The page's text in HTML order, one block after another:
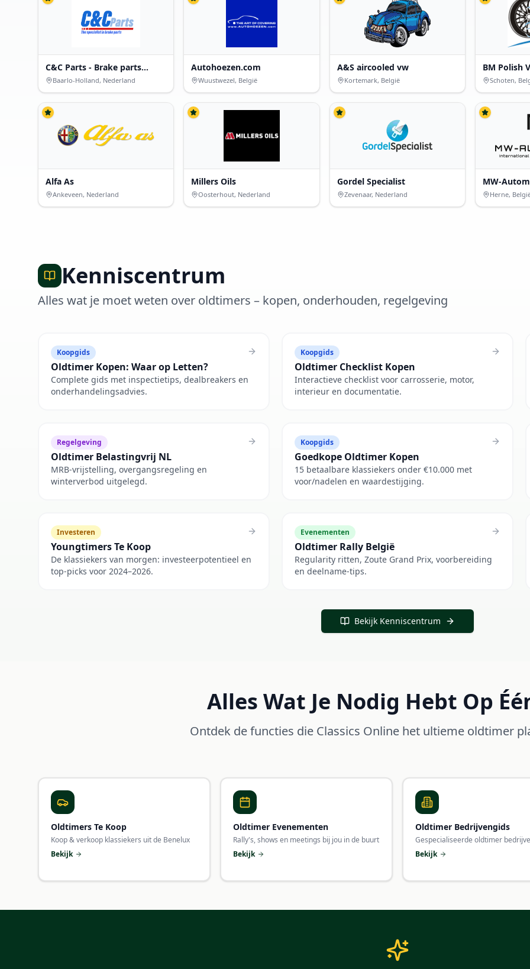
C&C Parts - Brake parts
specialist
Baarlo-Holland, Nederland
Autohoezen.com
Wuustwezel, België
A&S aircooled vw
Kortemark, België
BM Polish
Schoten,
Alfa As
Ankeveen, Nederland
Millers Oils
Oosterhout, Nederland
Gordel Specialist
Zevenaar, Nederland
MW-
Herne,
Kenniscentrum
Alles wat je moet weten over oldtimers – kopen, onderhouden, regelgeving
Koopgids
Oldtimer Kopen: Waar op Letten?
Complete gids met inspectietips, dealbreakers en
onderhandelingsadvies.
Koopgids
Oldtimer Checklist Kopen
Interactieve checklist voor carrosserie, motor,
interieur en documentatie.
Regelgeving
Oldtimer Belastingvrij NL
MRB-vrijstelling, overgangsregeling en
winterverbod uitgelegd.
Koopgids
Goedkope Oldtimer Kopen
15 betaalbare klassiekers onder €10.000 met
voor/nadelen en waardestijging.
Investeren
Youngtimers Te Koop
De klassiekers van morgen: investeerpotentieel en
top-picks voor 2024–2026.
Evenementen
Oldtimer Rally België
Regularity ritten, Zoute Grand Prix, voorbereiding
en deelname-tips.
Bekijk Kenniscentrum
Alles Wat Je Nodig Hebt Op
Ontdek de functies die Classics Online het ultieme oldtimer
Oldtimers Te Koop
Koop & verkoop klassiekers uit de Benelux
Bekijk
Oldtimer Evenementen
Rally's, shows en meetings bij jou in de buurt
Bekijk
Oldtimer Bedrijvengids
Gespecialiseerde oldtimer
Bekijk